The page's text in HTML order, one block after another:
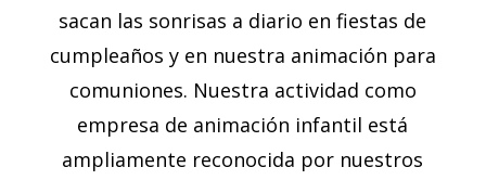
sacan las sonrisas a diario en fiestas de
cumpleaños y en nuestra animación para
comuniones. Nuestra actividad como
empresa de animación infantil está
ampliamente reconocida por nuestros